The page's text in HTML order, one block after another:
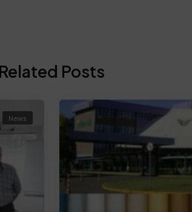
Related Posts
News